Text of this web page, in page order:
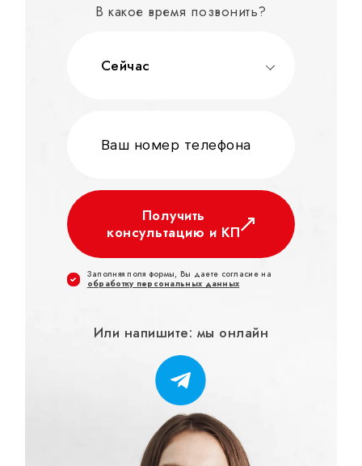
В какое время позвонить?
Сейчас
Получить
консультацию и КП
Заполняя поля формы, Вы даете согласие на
обработку персональных данных
Или напишите: мы онлайн